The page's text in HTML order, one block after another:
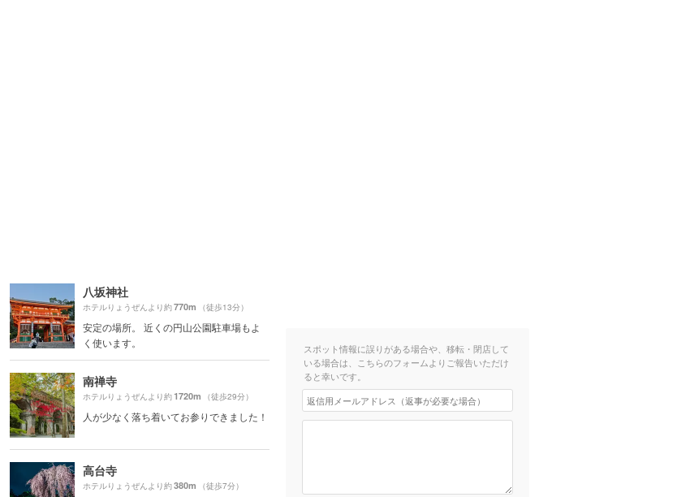
八坂神社
ホテルりょうぜんより約770m （徒歩13分）
安定の場所。 近くの円山公園駐車場もよ
く使います。
南禅寺
ホテルりょうぜんより約1720m （徒歩29分）
人が少なく落ち着いてお参りできました！
高台寺
ホテルりょうぜんより約380m （徒歩7分）
スポット情報に誤りがある場合や、移転・閉店して
いる場合は、こちらのフォームよりご報告いただけ
ると幸いです。